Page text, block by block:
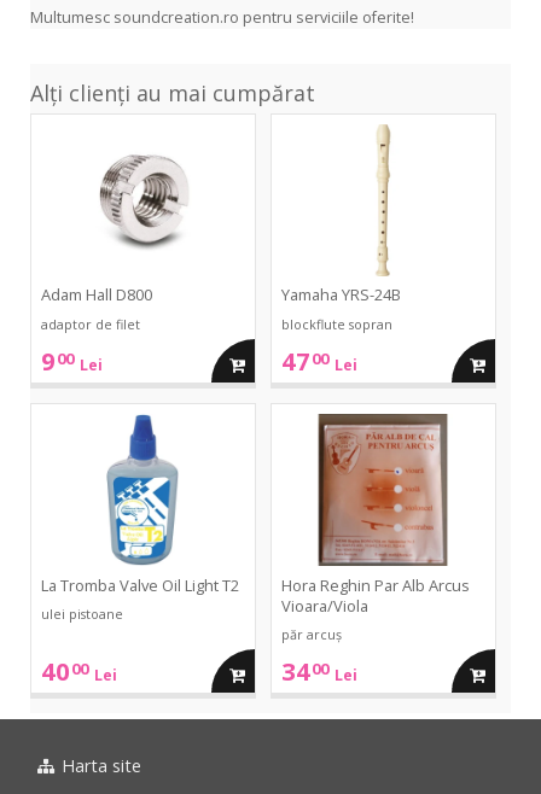
Multumesc soundcreation.ro pentru serviciile oferite!
Alți clienți au mai cumpărat
Adam Hall D800
adaptor de filet
900 Lei adauga
Yamaha YRS-24B
blockflute sopran
4700 Lei adauga
La Tromba Valve Oil Light T2
ulei pistoane
4000 Lei adauga
in
Hora Reghin Par Alb Arcus
Vioara/Viola
păr arcuș
3400 Lei adauga
in
Harta site